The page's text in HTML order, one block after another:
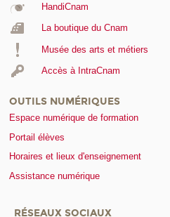
HandiCnam
La boutique du Cnam
Musée des arts et métiers
Accès à IntraCnam
OUTILS NUMÉRIQUES
Espace numérique de formation
Portail élèves
Horaires et lieux d'enseignement
Assistance numérique
RÉSEAUX SOCIAUX